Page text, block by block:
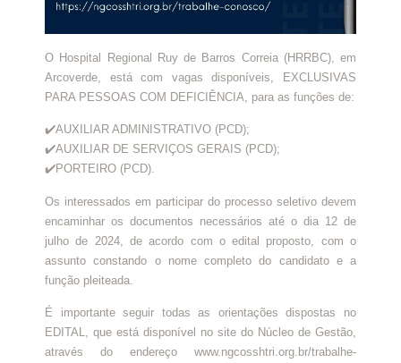
O Hospital Regional Ruy de Barros Correia (HRRBC), em
Arcoverde, está com vagas disponíveis, EXCLUSIVAS
PARA PESSOAS COM DEFICIÊNCIA, para as funções de:
✔️AUXILIAR ADMINISTRATIVO (PCD);
✔️AUXILIAR DE SERVIÇOS GERAIS (PCD);
✔️PORTEIRO (PCD).
Os interessados em participar do processo seletivo devem
encaminhar os documentos necessários até o dia 12 de
julho de 2024, de acordo com o edital proposto, com o
assunto constando o nome completo do candidato e a
função pleiteada.
É importante seguir todas as orientações dispostas no
EDITAL, que está disponível no site do Núcleo de Gestão,
através do endereço www.ngcosshtri.org.br/trabalhe-